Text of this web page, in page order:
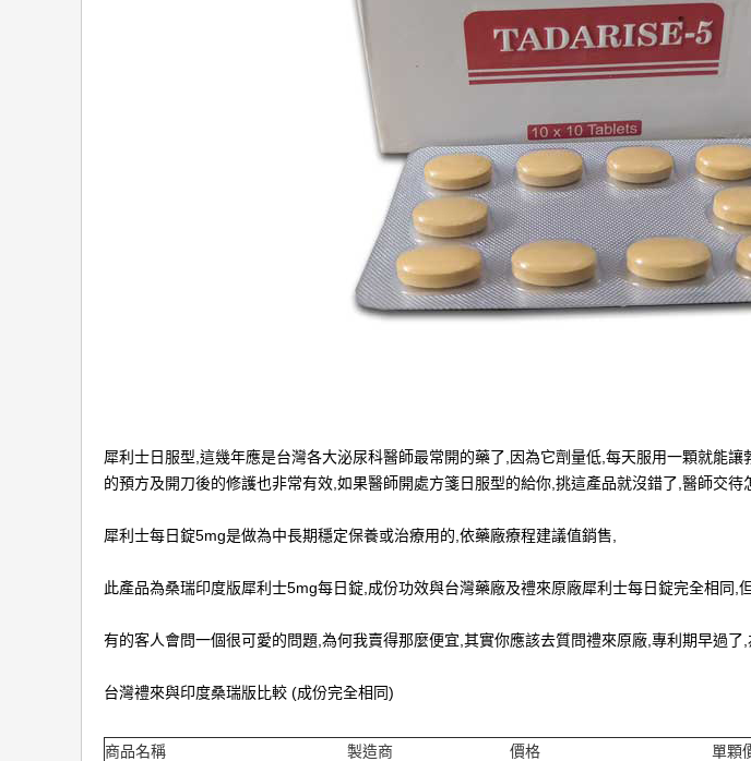
犀利士日服型,這幾年應是台灣各大泌尿科醫師最常開的藥了,因為它劑量低,每天服用一顆就能
的預方及開刀後的修護也非常有效,如果醫師開處方箋日服型的給你,挑這產品就沒錯了,醫師交待
犀利士每日錠5mg是做為中長期穩定保養或治療用的,依藥廠療程建議值銷售,
此產品為桑瑞印度版犀利士5mg每日錠,成份功效與台灣藥廠及禮來原廠犀利士每日錠完全相同,
有的客人會問一個很可愛的問題,為何我賣得那麼便宜,其實你應該去質問禮來原廠,專利期早過
台灣禮來與印度桑瑞版比較 (成份完全相同)
商品名稱 製造商 價格 單顆